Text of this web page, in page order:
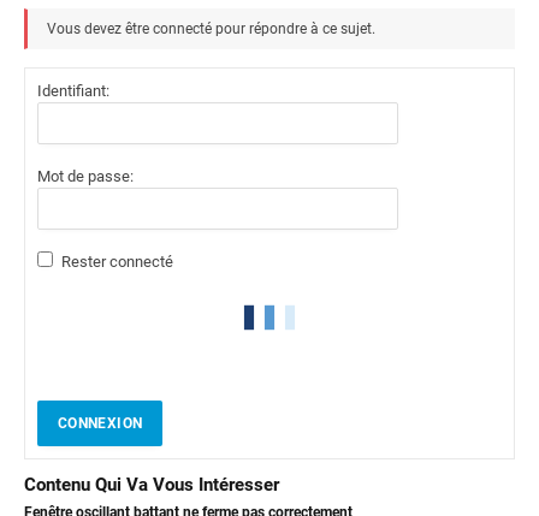
Vous devez être connecté pour répondre à ce sujet.
Identifiant:
Mot de passe:
Rester connecté
CONNEXION
Contenu Qui Va Vous Intéresser